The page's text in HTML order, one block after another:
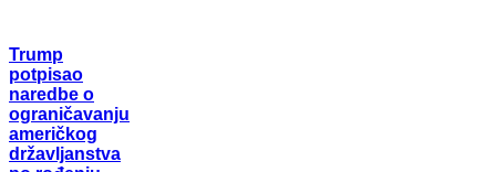
Trump
potpisao
naredbe o
ograničavanju
američkog
državljanstva